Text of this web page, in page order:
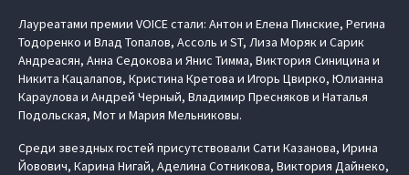
Лауреатами премии VOICE стали: Антон и Елена Пинские, Регина
Тодоренко и Влад Топалов, Ассоль и ST, Лиза Моряк и Сарик
Андреасян, Анна Седокова и Янис Тимма, Виктория Синицина и
Никита Кацалапов, Кристина Кретова и Игорь Цвирко, Юлианна
Караулова и Андрей Черный, Владимир Пресняков и Наталья
Подольская, Мот и Мария Мельниковы.
Среди звездных гостей присутствовали Сати Казанова, Ирина
Йовович, Карина Нигай, Аделина Сотникова, Виктория Дайнеко,